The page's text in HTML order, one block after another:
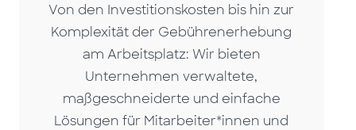
Von den Investitionskosten bis hin zur
Komplexität der Gebührenerhebung
am Arbeitsplatz: Wir bieten
Unternehmen verwaltete,
maßgeschneiderte und einfache
Lösungen für Mitarbeiter*innen und